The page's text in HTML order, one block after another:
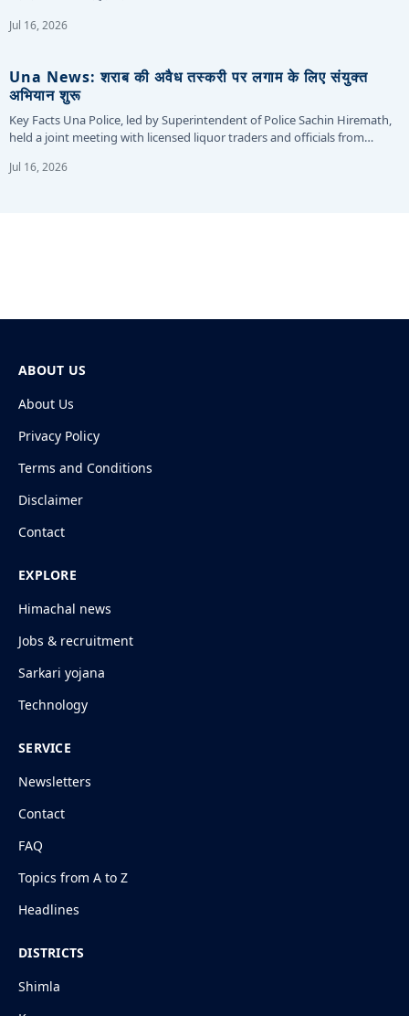
Jul 16, 2026
Una News: शराब की अवैध तस्करी पर लगाम के लिए संयुक्त
अभियान शुरू
Key Facts Una Police, led by Superintendent of Police Sachin Hiremath,
held a joint meeting with licensed liquor traders and officials from…
Jul 16, 2026
ABOUT US
About Us
Privacy Policy
Terms and Conditions
Disclaimer
Contact
EXPLORE
Himachal news
Jobs & recruitment
Sarkari yojana
Technology
SERVICE
Newsletters
Contact
FAQ
Topics from A to Z
Headlines
DISTRICTS
Shimla